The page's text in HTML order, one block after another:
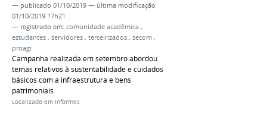
— publicado 01/10/2019 — última modificação
01/10/2019 17h21
— registrado em: comunidade acadêmica ,
estudantes , servidores , terceirizados , secom ,
proagi
Campanha realizada em setembro abordou
temas relativos à sustentabilidade e cuidados
básicos com a infraestrutura e bens
patrimoniais
Localizado em Informes